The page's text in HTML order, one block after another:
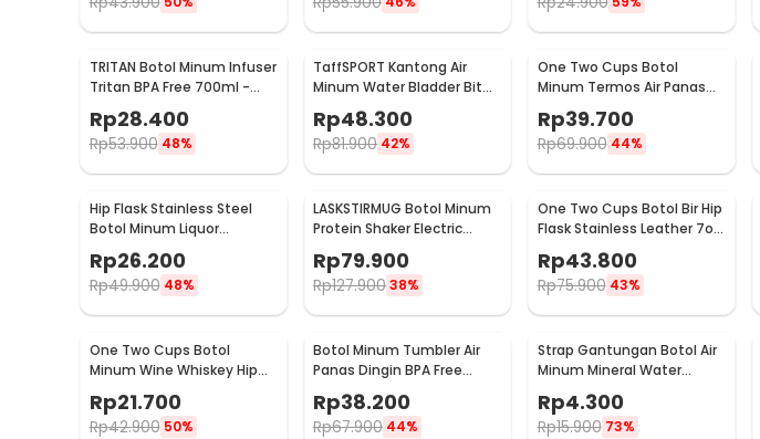
TRITAN Botol Minum Infuser
Tritan BPA Free 700ml -
Rp28.400
Rp53.900 48%
TaffSPORT Kantong Air
Minum Water Bladder Bit
Valve Hydration Bag 2L -
SD16
Rp48.300
Rp81.900 42%
One Two Cups Botol
Minum Termos Air Panas
Dingin Stainless Steel
260ml - AQW575
Rp39.700
Rp69.900 44%
Hip Flask Stainless Steel
Botol Minum Liquor
Whiskey Vintage 7oz Jack
Daniel - H-7
Rp26.200
Rp49.900 48%
LASKSTIRMUG Botol Minum
Protein Shaker Electric
1505
Rp79.900
Rp127.90038%
One Two Cups Botol Bir Hip
Flask Stainless Leather 7oz
with Shot Glass
Rp43.800
Rp75.900 43%
One Two Cups Botol
Minum Wine Whiskey Hip
Rp21.700
Rp42.900 50%
Botol Minum Tumbler Air
Panas Dingin BPA Free
Stainless Steel 350ml - HS-
6983
Rp38.200
Rp67.900 44%
Strap Gantungan Botol Air
Minum Mineral Water
Bottle Belt Hanger - 3330
Rp4.300
Rp15.900 73%